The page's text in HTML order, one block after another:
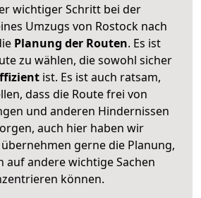
wichtiger Schritt bei der
Umzugs von Rostock nach
Planung der Routen. Es ist
zu wählen, die sowohl sicher
ist. Es ist auch ratsam,
dass die Route frei von
und anderen Hindernissen
auch hier haben wir
gerne die Planung,
auf andere wichtige Sachen
können.